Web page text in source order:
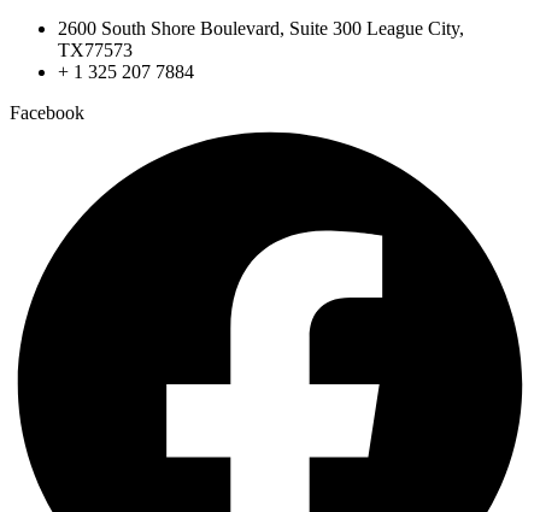
2600 South Shore Boulevard, Suite 300 League City,
TX77573
+ 1 325 207 7884
Facebook